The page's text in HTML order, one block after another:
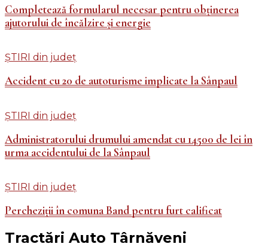
Completează formularul necesar pentru obținerea
ajutorului de încălzire și energie
ȘTIRI din județ
Accident cu 20 de autoturisme implicate la Sânpaul
ȘTIRI din județ
Administratorului drumului amendat cu 14500 de lei în
urma accidentului de la Sânpaul
ȘTIRI din județ
Percheziții în comuna Band pentru furt calificat
Tractări Auto Târnăveni